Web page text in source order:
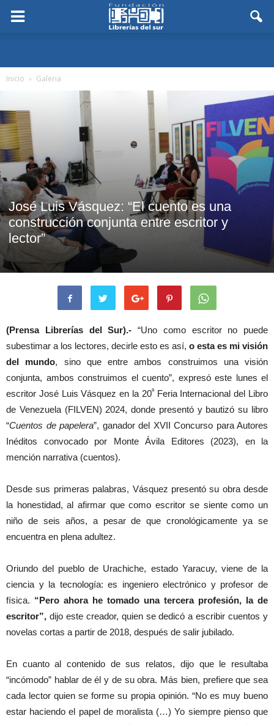
Inicio Galeria
José Luis Vásquez: “El cuento es una
construcción conjunta entre escritor y
lector”
(Prensa Librerías del Sur).- “Uno como escritor no puede
subestimar a los lectores, decirle esto es así, o esta es mi visión
del mundo, sino que entre ambos construimos una visión
conjunta, ambos construimos el cuento”, expresó este lunes el
escritor José Luis Vásquez en la 20ªFeria Internacional del Libro
de Venezuela (FILVEN) 2024, donde presentó y bautizó su libro
“Cuentos de papelera”, ganador del XVII Concurso para Autores
Inéditos convocado por Monte Ávila Editores (2023), en la
mención narrativa (cuentos).
Desde sus primeras palabras, Vásquez presentó su obra desde
la honestidad, al afirmar que como escritor se siente como un
niño de seis años, a pesar de que cronológicamente ya se
encuentra en plena adultez.
Oriundo del pueblo de Urachiche, estado Yaracuy, viene de la
ciencia y la tecnología: es ingeniero electrónico y profesor de
física. “Pero ahora he tomado una tercera profesión, la de
escritor”, dijo este creador, quien se dedicó a escribir cuentos y
novelas cortas a partir de 2018, después de salir jubilado.
En cuanto al contenido de sus relatos, dijo que le resultaba
“incómodo” hablar de él y de su obra. Más bien, prefiere que sea
cada lector quien se forme su propia opinión. “No es muy bueno
estar haciendo el papel de moralista (…) Yo siempre pienso que